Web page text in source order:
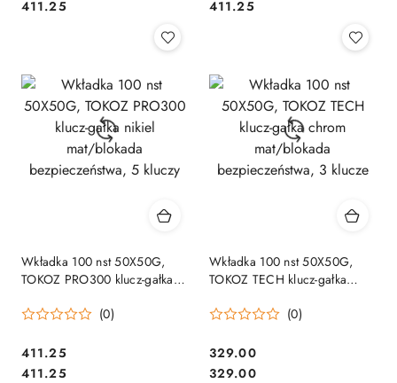
Cena:
411.25 Cena:
411.25
Wkładka 100 nst 50X50G,
TOKOZ PRO300 klucz-gałka
bezpieczeństwa, 5 kluczy
(0)
Cena:
411.25
Cena:
411.25
Wkładka 100 nst 50X50G,
TOKOZ TECH klucz-gałka
bezpieczeństwa, 3 klucze
(0)
Cena:
329.00
Cena:
329.00